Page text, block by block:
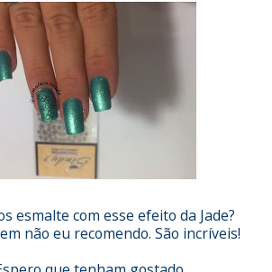
esmalte com esse efeito da Jade?
não eu recomendo. São incríveis!